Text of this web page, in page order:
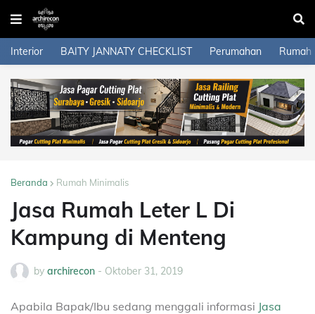
Interior BAITY JANNATY CHECKLIST Perumahan Rumah
Beranda Rumah Minimalis
Jasa Rumah Leter L Di
Kampung di Menteng
by archirecon - Oktober 31, 2019
Apabila Bapak/Ibu sedang menggali informasi Jasa